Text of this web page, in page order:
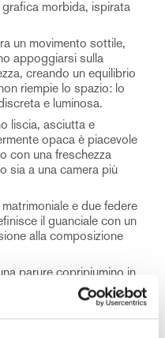
morbida, ispirata
un movimento sottile,
appoggiarsi sulla
creando un equilibrio
riempie lo spazio: lo
e luminosa.
liscia, asciutta e
opaca è piacevole
con una freschezza
sia a una camera più
e due federe
il guanciale con un
alla composizione
parure copripiumino in
nel letto freschezza,
tessile morbida
una camera